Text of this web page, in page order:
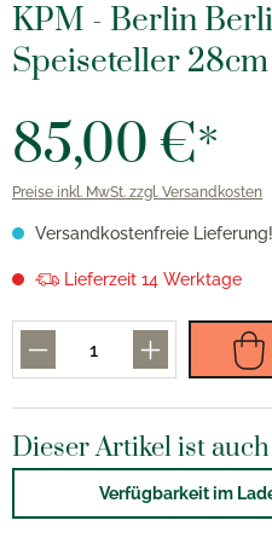
KPM - Berlin
Speiseteller 28cm
85,00 €*
Preise inkl. MwSt. zzgl. Versandkosten
Versandkostenfreie Lieferung!
Lieferzeit 14 Werktage
Dieser Artikel ist
Verfügbarkeit im